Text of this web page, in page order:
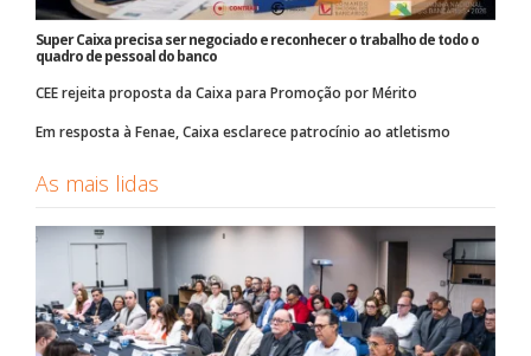
Super Caixa precisa ser negociado e reconhecer o trabalho de todo o
quadro de pessoal do banco
CEE rejeita proposta da Caixa para Promoção por Mérito
Em resposta à Fenae, Caixa esclarece patrocínio ao atletismo
As mais lidas